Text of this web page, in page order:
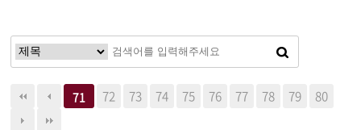
71 72 73 74 75 76 77 78 79 80